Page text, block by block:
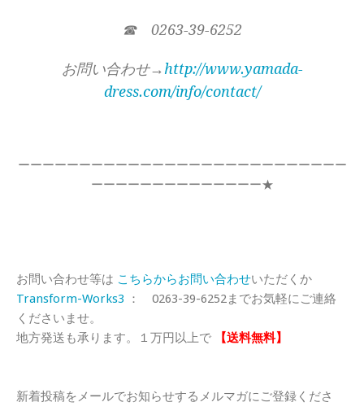
☎ 0263-39-6252
お問い合わせ→http://www.yamada-
dress.com/info/contact/
ーーーーーーーーーーーーーーーーーーーーーーーーーーー
ーーーーーーーーーーーーーー★
お問い合わせ等は こちらからお問い合わせいただくか
Transform-Works3 ： 0263-39-6252までお気軽にご連絡
くださいませ。
地方発送も承ります。１万円以上で
【送料無料】
新着投稿をメールでお知らせするメルマガにご登録くださ